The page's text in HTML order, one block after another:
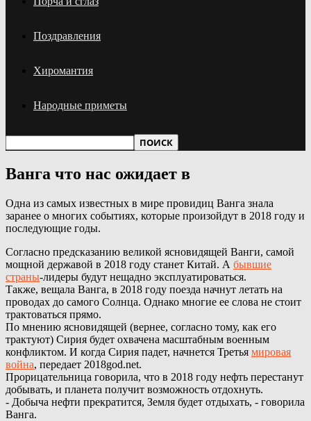
Поздравления
Хиромантия
Народные приметы
Ванга что нас ожидает в
Одна из самых известных в мире провидиц Ванга знала
заранее о многих событиях, которые произойдут в 2018 году и
последующие годы.
Согласно предсказанию великой ясновидящей Ванги, самой
мощной державой в 2018 году станет Китай. А бывшие
страны-лидеры будут нещадно эксплуатироваться.
Также, вещала Ванга, в 2018 году поезда начнут летать на
проводах до самого Солнца. Однако многие ее слова не стоит
трактоваться прямо.
По мнению ясновидящей (вернее, согласно тому, как его
трактуют) Сирия будет охвачена масштабным военным
конфликтом. И когда Сирия падет, начнется Третья мировая
война, передает 2018god.net.
Прорицательница говорила, что в 2018 году нефть перестанут
добывать, и планета получит возможность отдохнуть.
- Добыча нефти прекратится, Земля будет отдыхать, - говорила
Ванга.